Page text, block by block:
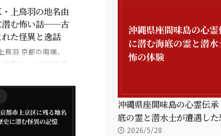
柔らかい。だが、そ
荒涼とした河原の気
の監視機構、処刑や
憶が、薄く、しか
いる。…お気づき
都の地名は、しばし
波羅という名は、単
上鳥羽の地名由
潜む怖い話──古
た怪異と逸話
鳥羽 京都の南端、
地名は、いまでは工
い。だが、地名は土
さない。むしろ、表
るほど、下に沈んだ
なる。上鳥羽は、か
沖縄県座間味島の心霊伝
底の霊と潜水士が遭遇し
2026/5/28